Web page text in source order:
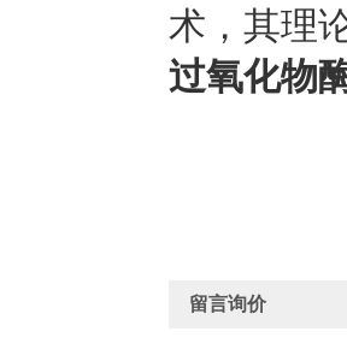
术，其理
过氧化物
留言询价